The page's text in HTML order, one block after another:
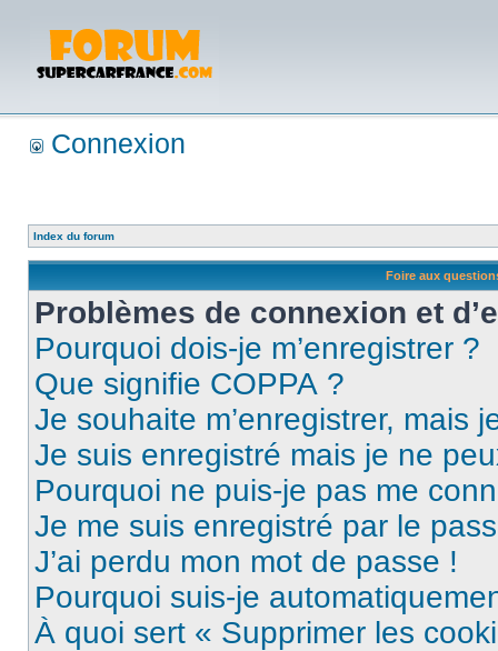
Connexion
Index du forum
Foire aux
Problèmes de connexion et
Pourquoi dois-je m’enregistrer ?
Que signifie COPPA ?
Je souhaite m’enregistrer, mais
Je suis enregistré mais je ne
Pourquoi ne puis-je pas me
Je me suis enregistré par le
J’ai perdu mon mot de passe !
Pourquoi suis-je
À quoi sert « Supprimer les